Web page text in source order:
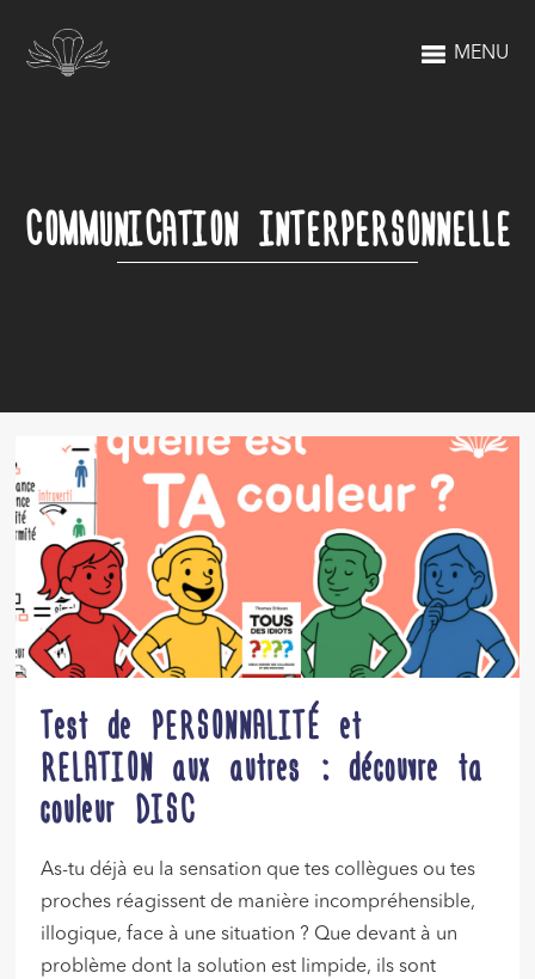
MENU
COMMUNICATION INTERPERSONNELLE
Test de PERSONNALITÉ et
RELATION aux autres : découvre ta
couleur DISC
As-tu déjà eu la sensation que tes collègues ou tes
proches réagissent de manière incompréhensible,
illogique, face à une situation ? Que devant à un
problème dont la solution est limpide, ils sont